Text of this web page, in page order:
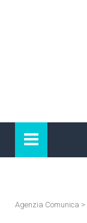
Agenzia Comunica >